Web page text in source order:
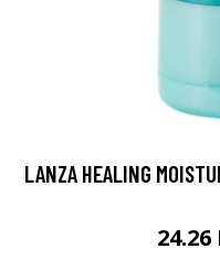
LANZA HEALING